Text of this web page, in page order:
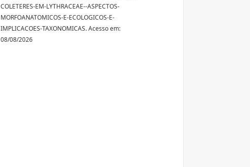
COLETERES-EM-LYTHRACEAE--ASPECTOS-
MORFOANATOMICOS-E-ECOLOGICOS-E-
IMPLICACOES-TAXONOMICAS. Acesso em:
08/08/2026